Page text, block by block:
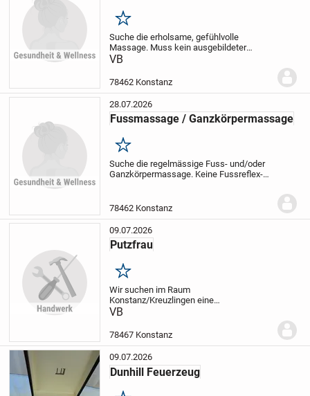
Merken
Suche die erholsame, gefühlvolle
Massage. Muss kein ausgebildeter
Masseur/Masseuse sein, aber mit Freude
um Angebot für 60 oder 90 Minuten - in
VB
78462 Konstanz
28.07.2026
Fussmassage / Ganzkörpermassage
Merken
Suche die regelmässige Fuss- und/oder
Ganzkörpermassage. Keine Fussreflex-
Stunde. Danke.
78462 Konstanz
09.07.2026
Putzfrau
Merken
Wir suchen im Raum
Konstanz/Kreuzlingen eine
Reinigungskraft für eine 4-Zimmer-
Abruf, wenn wir nicht im Ferienhaus sind.
VB
78467 Konstanz
09.07.2026
Dunhill Feuerzeug